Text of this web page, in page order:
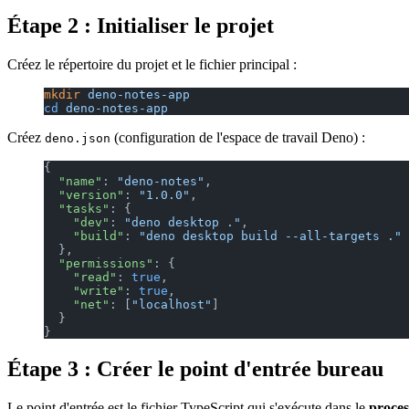
Étape 2 : Initialiser le projet
Créez le répertoire du projet et le fichier principal :
mkdir deno-notes-app
cd
deno-notes-app
Créez deno.json (configuration de l'espace de travail Deno) :
{
  "name"
: "deno-notes" ,
  "version"
: "1.0.0" ,
  "tasks"
: {
    "dev"
: "deno desktop ." ,
    "build"
:
"deno desktop build --all-targets ."
  },
  "permissions"
: {
    "read"
: true ,
    "write"
: true ,
    "net"
: [ "localhost"
  }
}
Étape 3 : Créer le point d'entrée bureau